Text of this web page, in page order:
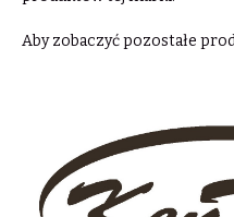
Aby zobaczyć pozostałe